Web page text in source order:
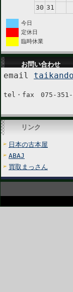
30 31
今日
定休日
臨時休業
お問い合わせ
email
tel・fax 075-351-
リンク
日本の古本屋
ABAJ
買取まっさん